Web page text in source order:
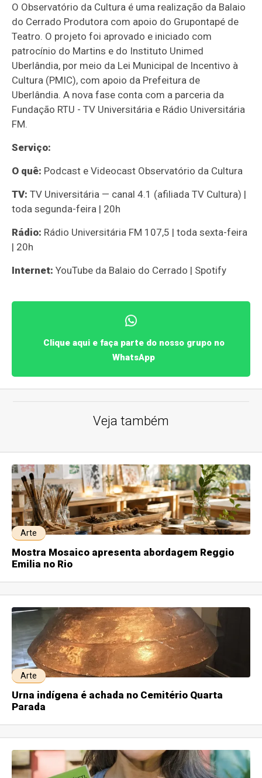
O Observatório da Cultura é uma realização da Balaio
do Cerrado Produtora com apoio do Grupontapé de
Teatro. O projeto foi aprovado e iniciado com
patrocínio do Martins e do Instituto Unimed
Uberlândia, por meio da Lei Municipal de Incentivo à
Cultura (PMIC), com apoio da Prefeitura de
Uberlândia. A nova fase conta com a parceria da
Fundação RTU - TV Universitária e Rádio Universitária
FM.
Serviço:
O quê: Podcast e Videocast Observatório da Cultura
TV: TV Universitária — canal 4.1 (afiliada TV Cultura) |
toda segunda-feira | 20h
Rádio: Rádio Universitária FM 107,5 | toda sexta-feira
| 20h
Internet: YouTube da Balaio do Cerrado | Spotify
Clique aqui e faça parte do nosso grupo no
WhatsApp
Veja também
Arte
Mostra Mosaico apresenta abordagem Reggio
Emilia no Rio
Arte
Urna indígena é achada no Cemitério Quarta
Parada